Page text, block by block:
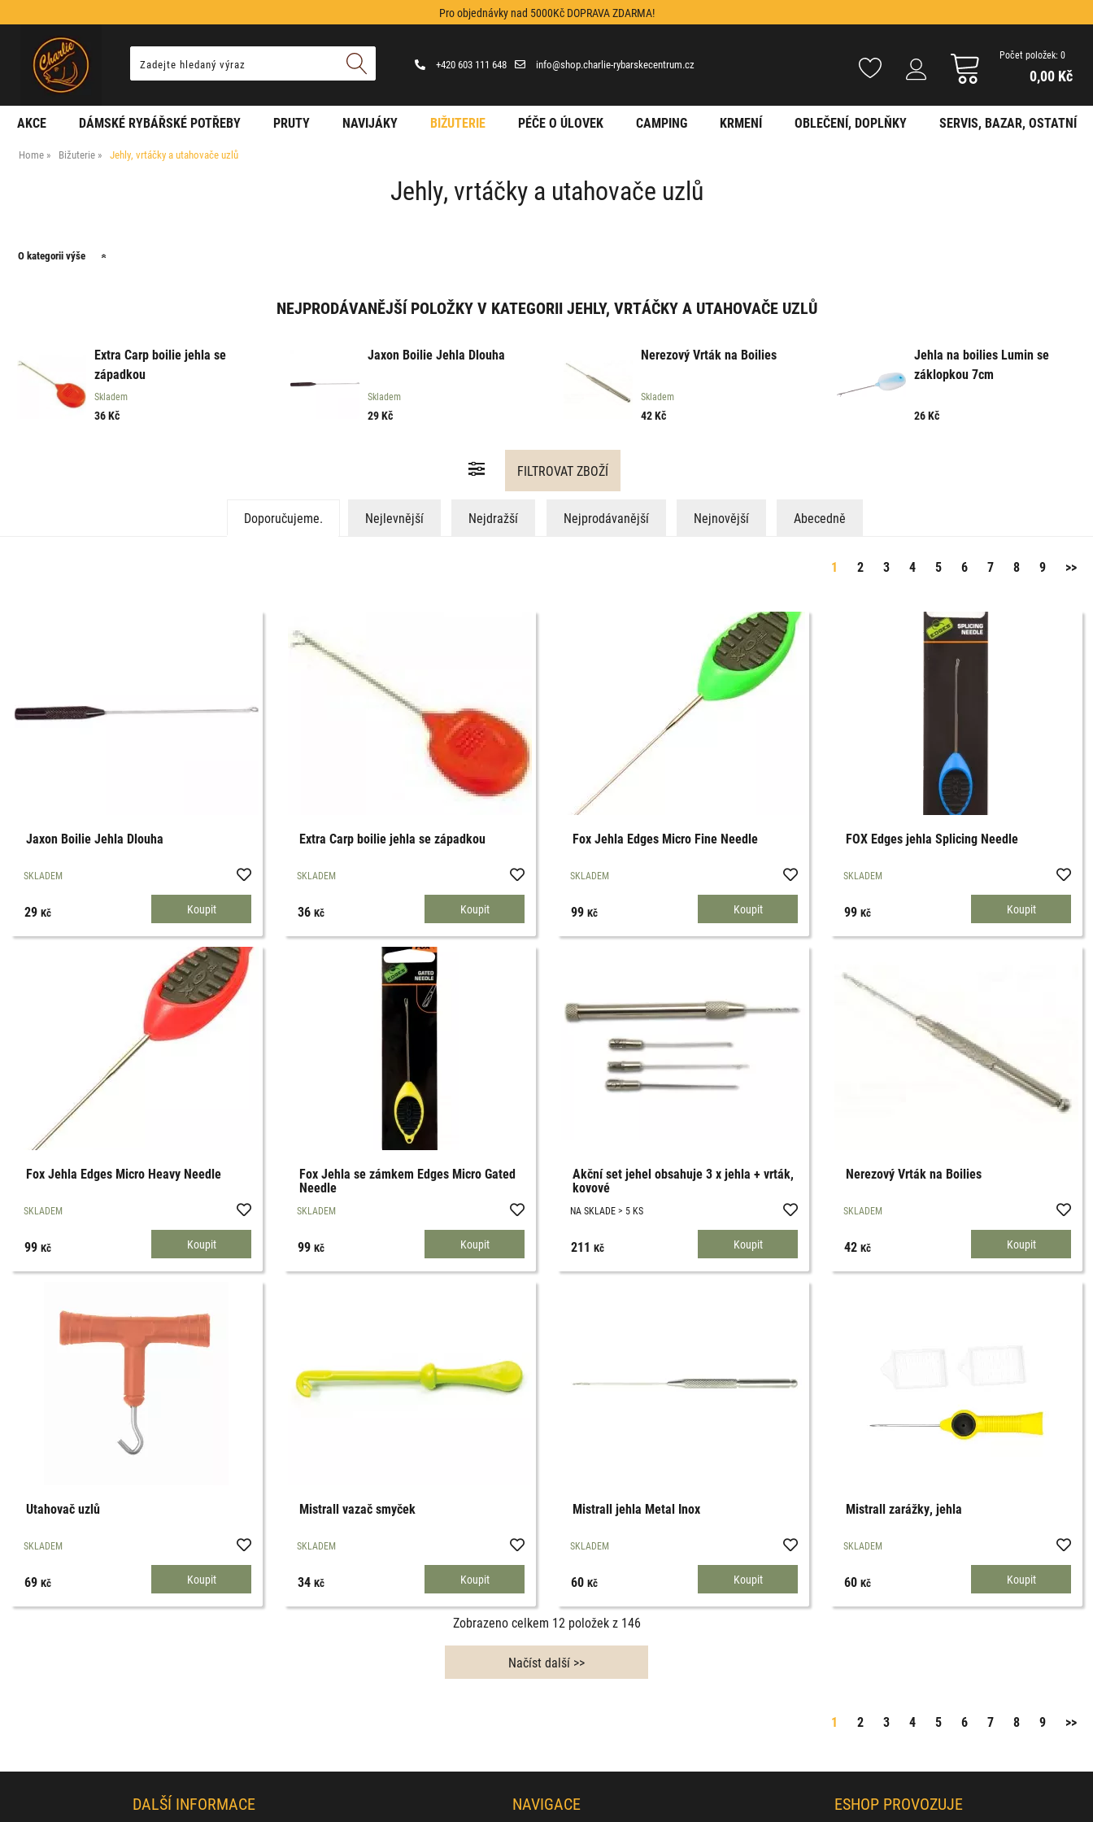
Pro objednávky nad 5000Kč DOPRAVA ZDARMA!
+420 603 111 648 info@shop.charlie-rybarskecentrum.cz
Počet položek: 0
0,00 Kč
AKCE DÁMSKÉ RYBÁŘSKÉ POTŘEBY PRUTY NAVIJÁKY BIŽUTERIE PÉČE O ÚLOVEK CAMPING KRMENÍ OBLEČENÍ, DOPLŇKY SERVIS, BAZAR, OSTATNÍ
Home Bižuterie Jehly, vrtáčky a utahovače uzlů
Jehly, vrtáčky a utahovače uzlů
O kategorii výše
NEJPRODÁVANĚJŠÍ POLOŽKY V KATEGORII JEHLY, VRTÁČKY A UTAHOVAČE UZLŮ
Extra Carp boilie jehla se
západkou
Skladem
36Kč
Jaxon Boilie Jehla Dlouha
Skladem
29Kč
Nerezový Vrták na Boilies
Skladem
42Kč
Jehla na boilies Lumin se
záklopkou 7cm
26Kč
Doporučujeme. Nejlevnější Nejdražší Nejprodávanější Nejnovější Abecedně
1 2 3 4 5 6 7 8 9 >>
Jaxon Boilie Jehla Dlouha
SKLADEM
29 Kč
Extra Carp boilie jehla se západkou
SKLADEM
36 Kč
Fox Jehla Edges Micro Fine Needle
SKLADEM
99 Kč
FOX Edges jehla Splicing Needle
SKLADEM
99 Kč
Fox Jehla Edges Micro Heavy Needle
SKLADEM
99 Kč
Fox Jehla se zámkem Edges Micro Gated
Needle
SKLADEM
99 Kč
Akční set jehel obsahuje 3 x jehla + vrták,
kovové
NA SKLADE > 5 KS
211 Kč
Nerezový Vrták na Boilies
SKLADEM
42 Kč
Utahovač uzlů
SKLADEM
69 Kč
Mistrall vazač smyček
SKLADEM
34 Kč
Mistrall jehla Metal Inox
SKLADEM
60 Kč
Mistrall zarážky, jehla
SKLADEM
60 Kč
Zobrazeno celkem 12 položek z 146
1 2 3 4 5 6 7 8 9 >>
DALŠÍ INFORMACE NAVIGACE ESHOP PROVOZUJE